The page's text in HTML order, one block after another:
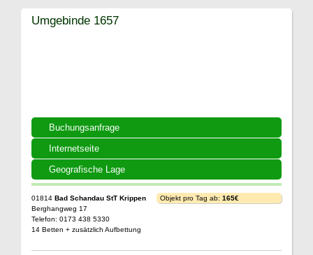
Buchungsanfrage
Internetseite
Geografische Lage
Umgebinde 1657
01814 Bad Schandau StT Krippen
Berghangweg 17
Telefon: 0173 438 5330
14 Betten + zusätzlich Aufbettung
Objekt pro Tag ab: 165€